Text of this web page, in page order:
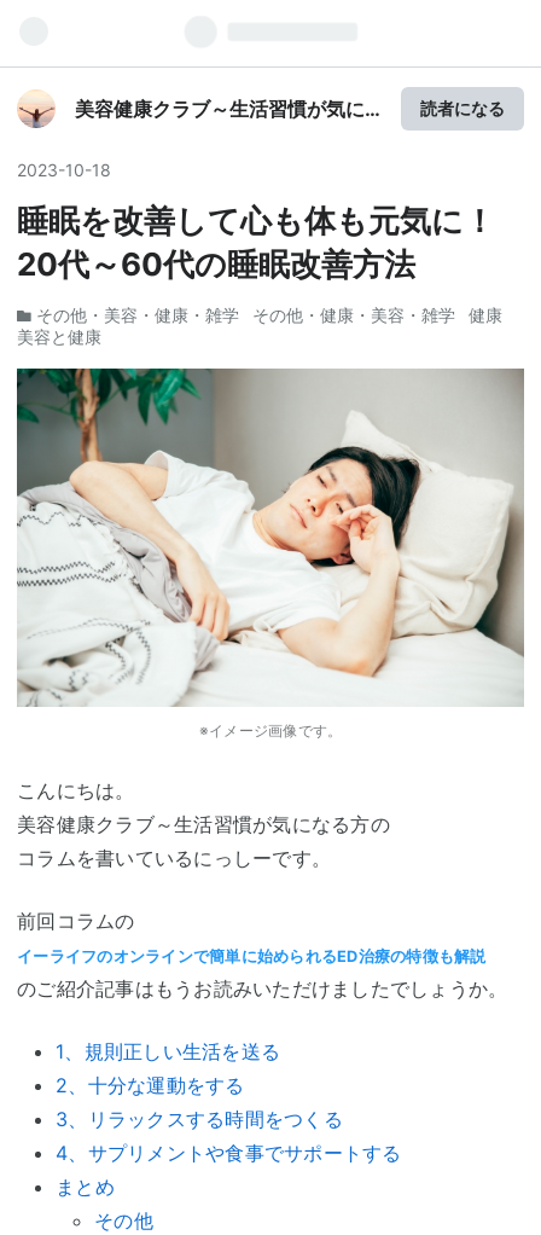
美容健康クラブ～生活習慣が気に
読者になる
2023-10-18
睡眠を改善して心も体も元気に！
20代～60代の睡眠改善方法
その他・美容・健康・雑学 その他・健康・美容・雑学
健康
美容と健康
※イメージ画像です。
こんにちは。
美容健康クラブ～生活習慣が気になる方の
コラムを書いているにっしーです。
前回コラムの
イーライフのオンラインで簡単に始められるED治療の特徴も解説
のご紹介記事はもうお読みいただけましたでしょうか。
1、規則正しい生活を送る
2、十分な運動をする
3、リラックスする時間をつくる
4、サプリメントや食事でサポートする
まとめ
その他